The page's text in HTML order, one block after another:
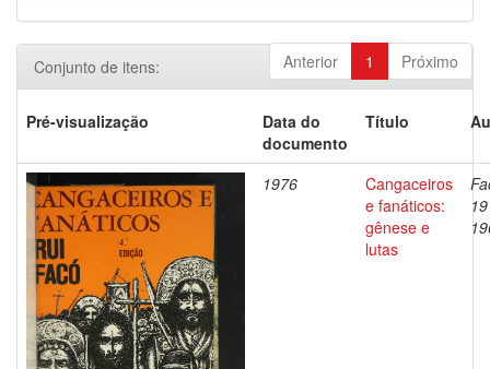
Anterior 1 Próximo
Conjunto de itens:
Pré-visualização
Data do
documento
Título
1976
Cangaceiros
e fanáticos:
gênese e
lutas